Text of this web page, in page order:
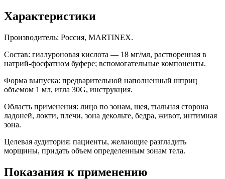
Характеристики
Производитель: Россия, MARTINEX.
Состав: гиалуроновая кислота — 18 мг/мл, растворенная в
натрий-фосфатном буфере; вспомогательные компоненты.
Форма выпуска: предварительной наполненный шприц
объемом 1 мл, игла 30G, инструкция.
Область применения: лицо по зонам, шея, тыльная сторона
ладоней, локти, плечи, зона декольте, бедра, живот, интимная
зона.
Целевая аудитория: пациенты, желающие разгладить
морщины, придать объем определенным зонам тела.
Показания к применению